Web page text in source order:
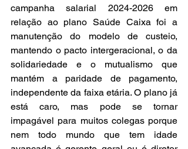
campanha salarial 2024-2026 em
relação ao plano Saúde Caixa foi a
manutenção do modelo de custeio,
mantendo o pacto intergeracional, o da
solidariedade e o mutualismo que
mantém a paridade de pagamento,
independente da faixa etária. O plano já
está caro, mas pode se tornar
impagável para muitos colegas porque
nem todo mundo que tem idade